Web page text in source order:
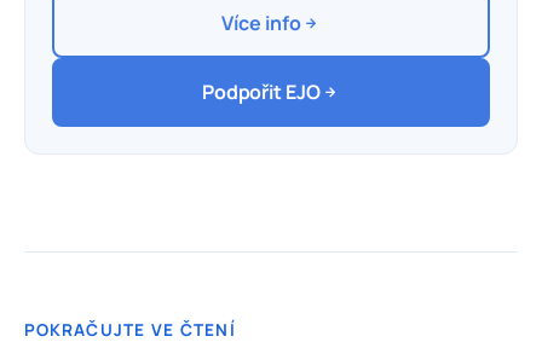
Více info
Podpořit EJO
POKRAČUJTE VE ČTENÍ